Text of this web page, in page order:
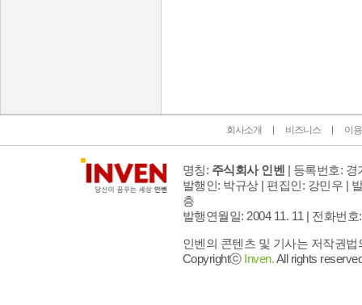
회사소개 비즈니스 이
명칭: 주식회사 인벤 | 등록번호: 경
발행인: 박규상 | 편집인: 강민우 |
층
발행연월일: 2004 11. 11 | 전화번호
인벤의 콘텐츠 및 기사는 저작권
Copyrightⓒ Inven.All rights